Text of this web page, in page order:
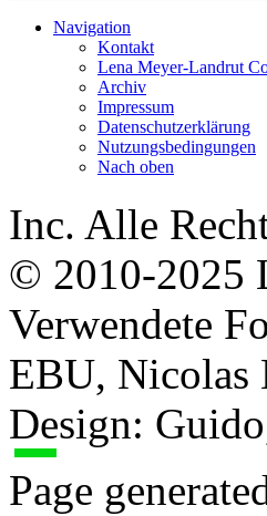
Navigation
Kontakt
Lena Meyer-Landrut
Archiv
Impressum
Datenschutzerklärung
Nutzungsbedingungen
Nach oben
Inc. Alle
© 2010-2025
Verwendete
EBU, Nicolas
Design:
Page